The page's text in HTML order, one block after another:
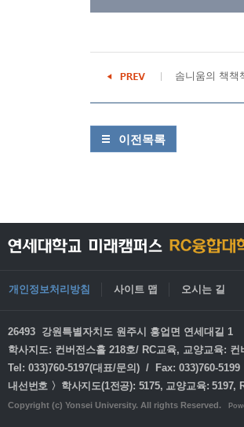
솜니움의 책책
이전목록
개인정보처리방침 사이트 맵 오시는 길
26493 강원특별자치도 원주시 흥업면 연세대길 1
학사지도: 컨버전스홀 218호/ RC교육, 교양교육: 컨
Tel: 033)760-5197(대표/문의) / Fax: 033)760-5199
내선번호 〉학사지도(1전공): 5175, 교양교육: 5197,
Copyright (c) Yonsei University. All rights Reserved.